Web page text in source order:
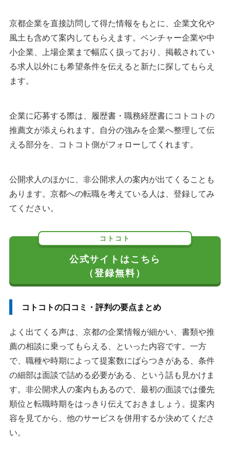
京都企業を直接訪問して得た情報をもとに、企業文化や
風土も含めて案内してもらえます。ベンチャー企業や中
小企業、上場企業まで幅広く扱っており、掲載されてい
る求人以外にも希望条件を伝えると新たに探してもらえ
ます。
企業に応募する際は、履歴書・職務経歴書にコトコトの
推薦文が添えられます。自分の強みを企業へ整理して伝
える部分を、コトコト側がフォローしてくれます。
公開求人のほかに、非公開求人の案内が出てくることも
あります。京都への転職を考えている人は、登録してみ
てください。
コトコト
公式サイトはこちら
（登録無料）
コトコトの口コミ・評判の要点まとめ
よく出てくる声は、京都の企業情報が細かい、書類や推
薦の相談に乗ってもらえる、といった内容です。一方
で、職種や時期によって提案数にばらつきがある、条件
の細部は面談で詰める必要がある、という話も見かけま
す。非公開求人の案内もあるので、最初の面談では優先
順位と転職時期をはっきり伝えておきましょう。提案内
容を見てから、他のサービスを併用するか決めてくださ
い。